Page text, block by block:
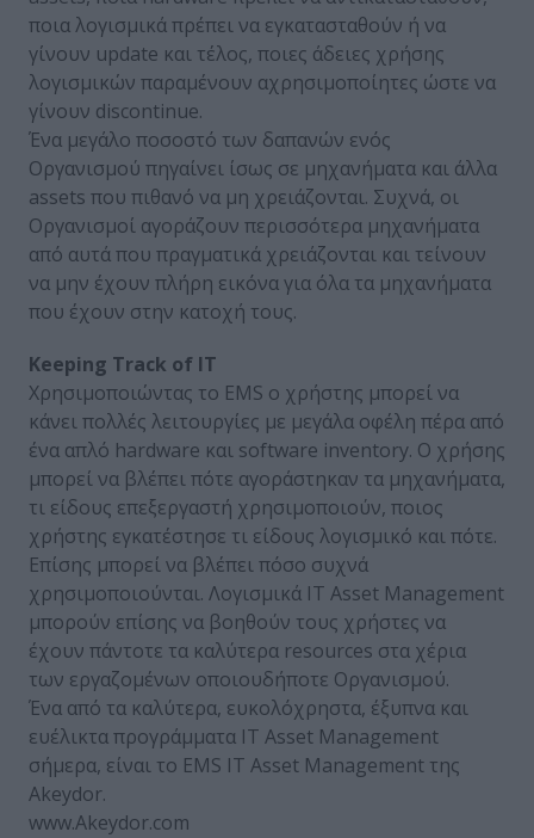
ποια λογισμικά πρέπει να εγκατασταθούν ή να
γίνουν update και τέλος, ποιες άδειες χρήσης
λογισμικών παραμένουν αχρησιμοποίητες ώστε να
γίνουν discontinue.
Ένα μεγάλο ποσοστό των δαπανών ενός
Οργανισμού πηγαίνει ίσως σε μηχανήματα και άλλα
assets που πιθανό να μη χρειάζονται. Συχνά, οι
Οργανισμοί αγοράζουν περισσότερα μηχανήματα
από αυτά που πραγματικά χρειάζονται και τείνουν
να μην έχουν πλήρη εικόνα για όλα τα μηχανήματα
που έχουν στην κατοχή τους.
Keeping Track of IT
Χρησιμοποιώντας το EMS ο χρήστης μπορεί να
κάνει πολλές λειτουργίες με μεγάλα οφέλη πέρα από
ένα απλό hardware και software inventory. Ο χρήσης
μπορεί να βλέπει πότε αγοράστηκαν τα μηχανήματα,
τι είδους επεξεργαστή χρησιμοποιούν, ποιος
χρήστης εγκατέστησε τι είδους λογισμικό και πότε.
Επίσης μπορεί να βλέπει πόσο συχνά
χρησιμοποιούνται. Λογισμικά IT Asset Management
μπορούν επίσης να βοηθούν τους χρήστες να
έχουν πάντοτε τα καλύτερα resources στα χέρια
των εργαζομένων οποιουδήποτε Οργανισμού.
Ένα από τα καλύτερα, ευκολόχρηστα, έξυπνα και
ευέλικτα προγράμματα IT Asset Management
σήμερα, είναι το EMS IT Asset Management της
Akeydor.
www.Akeydor.com